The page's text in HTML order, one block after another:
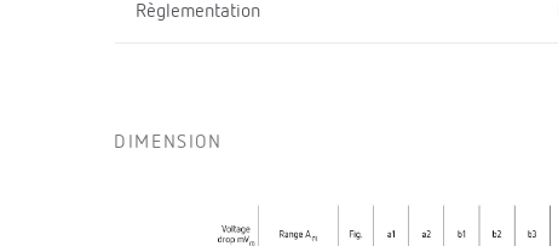
Règlementation
DIMENSION